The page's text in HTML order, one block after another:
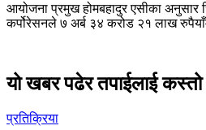
आयोजना प्रमुख होमबहादुर एसीका अनुसार
कर्पोरेसनले ७ अर्ब ३४ करोड २१ लाख
यो खबर पढेर तपाईलाई
प्रतिक्रिया